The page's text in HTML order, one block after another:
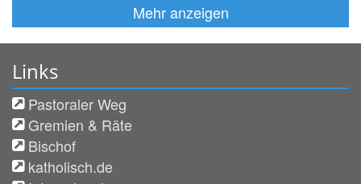
Mehr anzeigen
Links
Pastoraler Weg
Gremien & Räte
Bischof
katholisch.de